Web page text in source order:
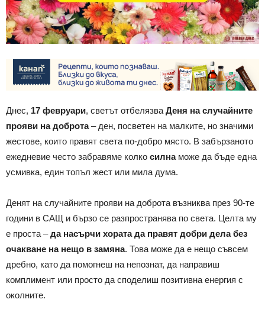
Днес, 17 февруари, светът отбелязва Деня на случайните
прояви на доброта– ден, посветен на малките, но значими
жестове, които правят света по-добро място. В забързаното
ежедневие често забравяме колко силна може да бъде една
усмивка, един топъл жест или мила дума.
Денят на случайните прояви на доброта възниква през 90-те
години в САЩ и бързо се разпространява по света. Целта му
е проста –да насърчи хората да правят добри дела без
очакване на нещо в замяна. Това може да е нещо съвсем
дребно, като да помогнеш на непознат, да направиш
комплимент или просто да споделиш позитивна енергия с
околните.